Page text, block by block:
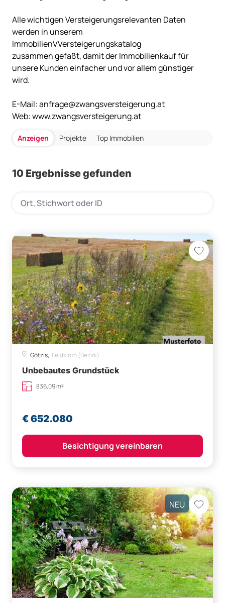
Alle wichtigen Versteigerungsrelevanten Daten
werden in unserem
ImmobilienVVersteigerungskatalog
zusammen gefaßt, damit der Immobilienkauf für
unsere Kunden einfacher und vor allem günstiger
wird.
E-Mail:anfrage@zwangsversteigerung.at
Web:www.zwangsversteigerung.at
Anzeigen Projekte Top Immobilien
10 Ergebnisse gefunden
Götzis, Feldkirch (Bezirk)
Unbebautes Grundstück
836,09 m²
€ 652.080
Besichtigung vereinbaren
NEU